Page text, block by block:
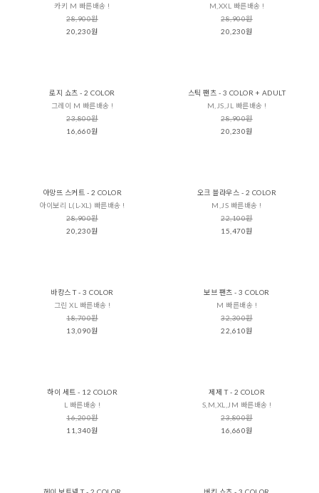
카키 M 빠른배송 !
28,900원
20,230원
M,XXL 빠른배송 !
28,900원
20,230원
로지 쇼츠 - 2 COLOR
그레이 M 빠른배송 !
23,800원
16,660원
스틱 팬츠 - 3 COLOR + ADULT
M,JS,JL 빠른배송 !
28,900원
20,230원
아망뜨 스커트 - 2 COLOR
아이보리 L(L-XL) 빠른배송 !
28,900원
20,230원
오크 블라우스 - 2 COLOR
M,JS 빠른배송 !
22,100원
15,470원
바캉스 T - 3 COLOR
그린 XL 빠른배송 !
18,700원
13,090원
보브 팬츠 - 3 COLOR
M 빠른배송 !
32,300원
22,610원
하이 세트 - 12 COLOR
L 빠른배송 !
16,200원
11,340원
제제 T - 2 COLOR
S,M,XL,JM 빠른배송 !
23,800원
16,660원